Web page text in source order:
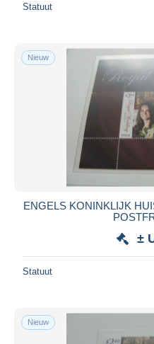
Statuut
Nieuw
ENGELS KONINKLIJK
±
Statuut
Nieuw